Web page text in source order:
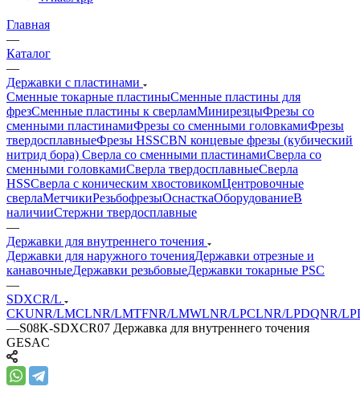
Главная
—
Каталог
—
Державки с пластинами
Сменные токарные пластиныСменные пластины для
фрезСменные пластины к сверламМинирезцыФрезы со
сменными пластинамиФрезы со сменными головкамиФрезы
твердосплавныеФрезы HSSCBN концевые фрезы (кубический
нитрид бора) Сверла со сменными пластинамиСверла со
сменными головкамиСверла твердосплавныеСверла
HSSСверла с коническим хвостовикомЦентровочные
сверлаМетчикиРезьбофрезыОснасткаОборудованиеВ
наличииСтержни твердосплавные
—
Державки для внутреннего точения
Державки для наружного точенияДержавки отрезные и
канавочныеДержавки резьбовыеДержавки токарные PSC
—
SDXCR/L
CKUNR/LMCLNR/LMTFNR/LMWLNR/LPCLNR/LPDQNR/L
—S08K-SDXCR07 Державка для внутреннего точения
GESAC